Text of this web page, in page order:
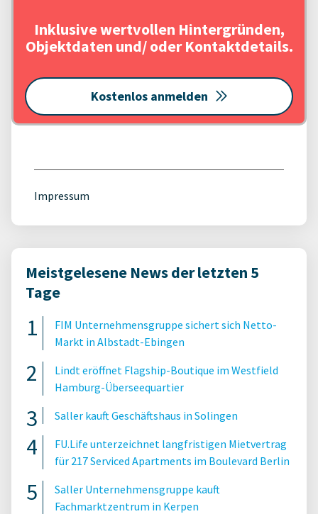
Inklusive wertvollen Hintergründen,
Objektdaten und/ oder Kontaktdetails.
Kostenlos anmelden
Impressum
Meistgelesene News der letzten 5
Tage
FIM Unternehmensgruppe sichert sich Netto-
Markt in Albstadt-Ebingen
Lindt eröffnet Flagship-Boutique im Westfield
Hamburg-Überseequartier
Saller kauft Geschäftshaus in Solingen
FU.Life unterzeichnet langfristigen Mietvertrag
für 217 Serviced Apartments im Boulevard Berlin
Saller Unternehmensgruppe kauft
Fachmarktzentrum in Kerpen